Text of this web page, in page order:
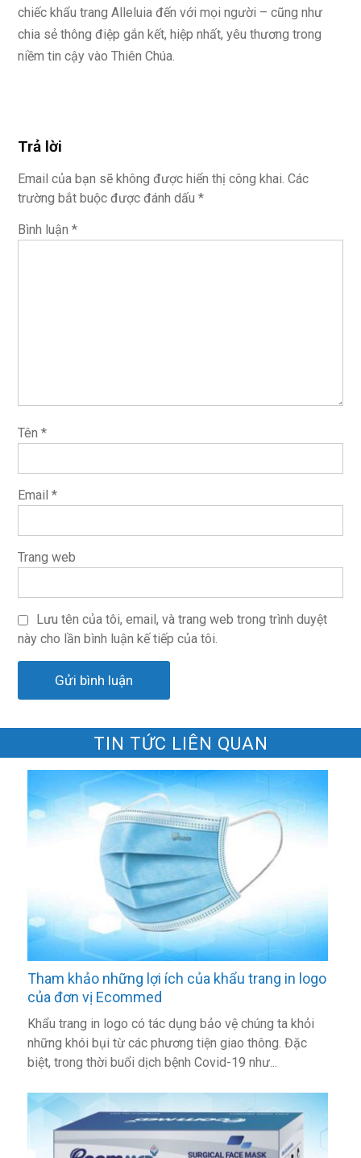
chiếc khẩu trang Alleluia đến với mọi người – cũng như
chia sẻ thông điệp gắn kết, hiệp nhất, yêu thương trong
niềm tin cậy vào Thiên Chúa.
Trả lời
Email của bạn sẽ không được hiển thị công khai. Các
trường bắt buộc được đánh dấu*
Bình luận*
Tên*
Email*
Trang web
Lưu tên của tôi, email, và trang web trong trình duyệt
này cho lần bình luận kế tiếp của tôi.
TIN TỨC LIÊN QUAN
Tham khảo những lợi ích của khẩu trang in logo
của đơn vị Ecommed
Khẩu trang in logo có tác dụng bảo vệ chúng ta khỏi
những khói bụi từ các phương tiện giao thông. Đặc
biệt, trong thời buổi dịch bệnh Covid-19 như...